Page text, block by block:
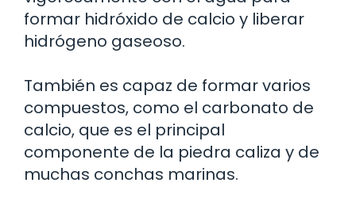
formar hidróxido de calcio y liberar
hidrógeno gaseoso.
También es capaz de formar varios
compuestos, como el carbonato de
calcio, que es el principal
componente de la piedra caliza y de
muchas conchas marinas.